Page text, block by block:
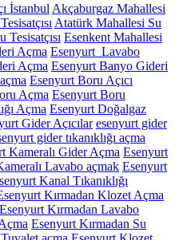
İstanbul Akçaburgaz Mahallesi
Atatürk Mahallesi Su
Esenkent Mahallesi
Açma Esenyurt Lavabo
Açma Esenyurt Banyo Gideri
Esenyurt Boru Açıcı
Açma Esenyurt Boru
Açma Esenyurt Doğalgaz
Gider Açıcılar esenyurt gider
gider tıkanıklığı açma
Kameralı Gider Açma Esenyurt
Lavabo açmak Esenyurt
Kanal Tıkanıklığı
Kırmadan Klozet Açma
Esenyurt Kırmadan Lavabo
Esenyurt Kırmadan Su